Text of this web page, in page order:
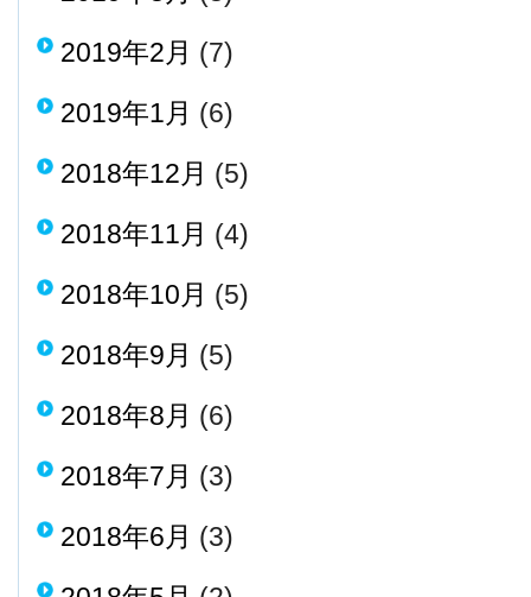
2019年2月 (7)
2019年1月 (6)
2018年12月 (5)
2018年11月 (4)
2018年10月 (5)
2018年9月 (5)
2018年8月 (6)
2018年7月 (3)
2018年6月 (3)